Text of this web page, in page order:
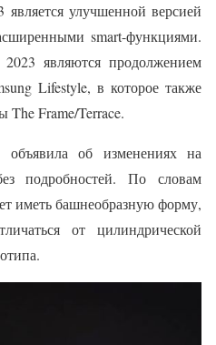
улучшенной версией
smart-функциями.
являются продолжением
Lifestyle, в которое также
The Frame/Terrace.
об изменениях на
подробностей. По словам
иметь башнеобразную форму,
от цилиндрической